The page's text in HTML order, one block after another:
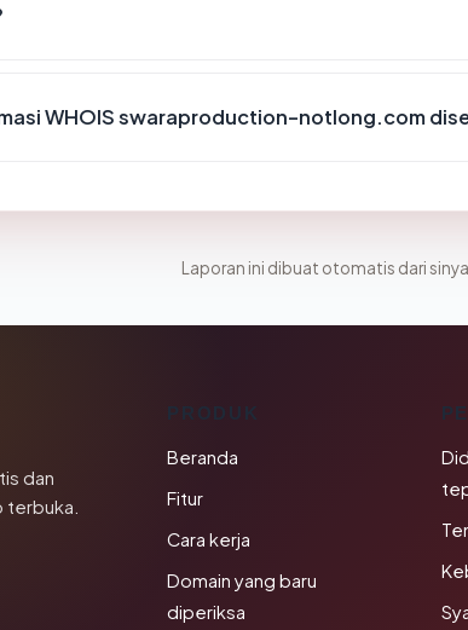
WHOIS swaraproduction-notlong.com
Laporan ini dibuat otomatis dari
dan
Beranda
Fitur
Cara kerja
Domain yang baru
diperiksa